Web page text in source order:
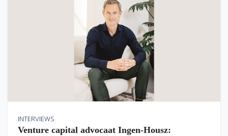
INTERVIEWS
Venture capital advocaat Ingen-Housz: